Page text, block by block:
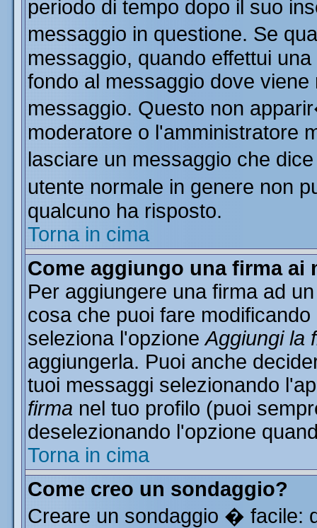
periodo di tempo dopo il suo
messaggio in questione. Se
messaggio, quando effettui
fondo al messaggio dove
messaggio. Questo non
moderatore o l'amministratore
lasciare un messaggio che
utente normale in genere non
qualcuno ha risposto.
Torna in cima
Come aggiungo una firma ai
Per aggiungere una firma ad
cosa che puoi fare
seleziona l'opzioneAggiungi la
aggiungerla. Puoi anche
tuoi messaggi selezionando
firma nel tuo profilo (puoi
deselezionando l'opzione
Torna in cima
Come creo un sondaggio?
Creare un sondaggio � facile: